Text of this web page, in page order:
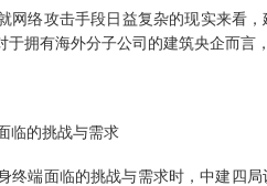
络攻击手段日益复杂的现实来看，
于拥有海外分子公司的建筑央企而言
临的挑战与需求
端面临的挑战与需求时，中建四局